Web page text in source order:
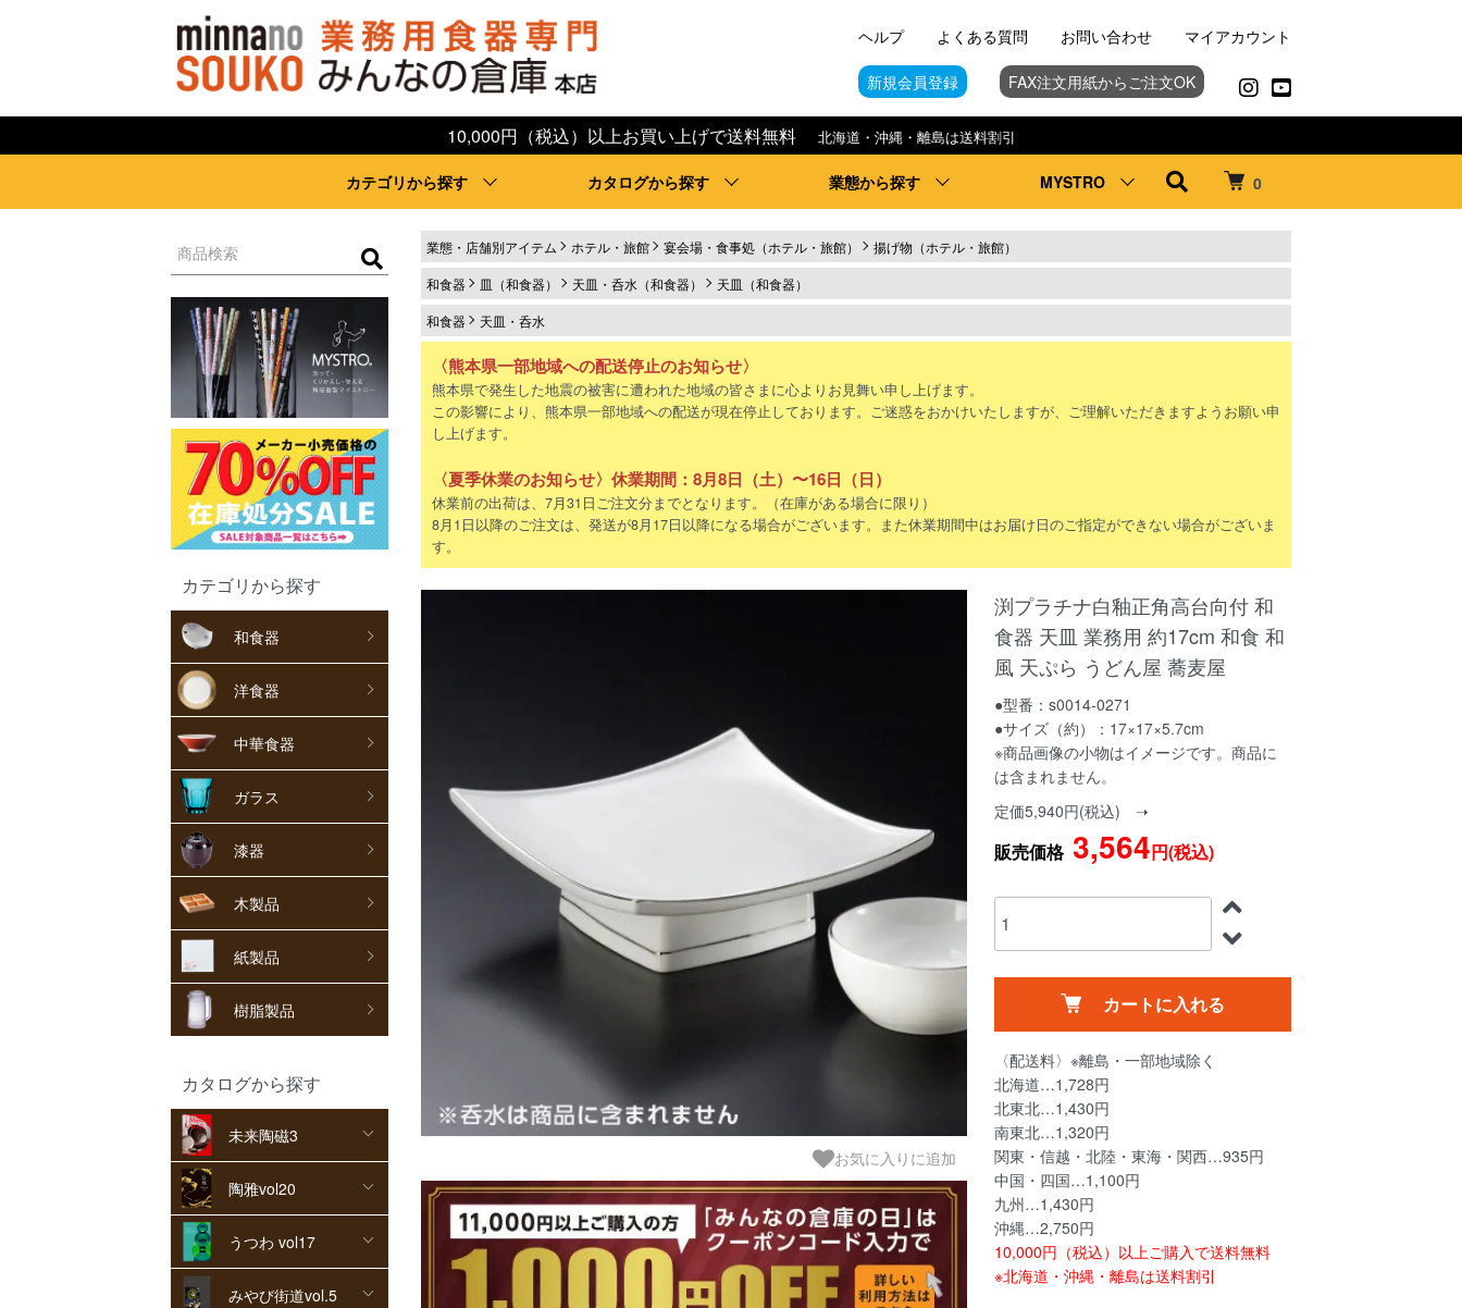
0
10,000円（税込）以上お買い上げで送料無料 北海道・沖縄・離島は送料割引
カテゴリから探す カタログから探す 業態から探す MYSTRO
ヘルプ よくある質問 お問い合わせ マイアカウント
新規会員登録 FAX注文用紙からご注文OK
カテゴリから探す
和食器
洋食器
中華食器
ガラス
漆器
木製品
紙製品
樹脂製品
カタログから探す
未来陶磁3
陶雅vol20
うつわ vol17
みやび街道vol.5
業態・店舗別アイテム ホテル・旅館 宴会場・食事処（ホテル・旅館）
揚げ物（ホテル・旅館）
和食器
皿（和食器） 天皿・呑水（和食器）
天皿（和食器）
和食器
天皿・呑水
〈熊本県一部地域への配送停止のお知らせ〉
熊本県で発生した地震の被害に遭われた地域の皆さまに心よりお見舞い申し上げます。
この影響により、熊本県一部地域への配送が現在停止しております。ご迷惑をおかけいたしますが、ご理解いただきますようお願い申
し上げます。
〈夏季休業のお知らせ〉休業期間：8月8日（土）〜16日（日）
休業前の出荷は、7月31日ご注文分までとなります。（在庫がある場合に限り）
8月1日以降のご注文は、発送が8月17日以降になる場合がございます。また休業期間中はお届け日のご指定ができない場合がございま
す。
お気に入りに追加
渕プラチナ白釉正角高台向付 和
食器 天皿 業務用 約17cm 和食 和
風 天ぷら うどん屋 蕎麦屋
●型番：s0014-0271
●サイズ（約）：17×17×5.7cm
※商品画像の小物はイメージです。商品に
は含まれません。
定価5,940円(税込) ➝
販売価格3,564円(税込)
カートに入れる
〈配送料〉※離島・一部地域除く
北海道…1,728円
北東北…1,430円
南東北…1,320円
関東・信越・北陸・東海・関西…935円
中国・四国…1,100円
九州…1,430円
沖縄…2,750円
10,000円（税込）以上ご購入で送料無料
※北海道・沖縄・離島は送料割引